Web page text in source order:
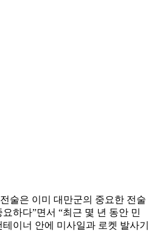
술은 이미 대만군의 중요한 전술
하다”면서 “최근 몇 년 동안 민
이너 안에 미사일과 로켓 발사기